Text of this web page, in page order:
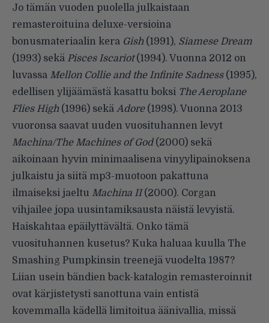
Jo tämän vuoden puolella julkaistaan
remasteroituina deluxe-versioina
bonusmateriaalin kera Gish (1991), Siamese Dream
(1993) sekä Pisces Iscariot(1994). Vuonna 2012 on
luvassa Mellon Collie and the Infinite Sadness(1995),
edellisen ylijäämästä kasattu boksi The Aeroplane
Flies High (1996) sekä Adore(1998). Vuonna 2013
vuoronsa saavat uuden vuosituhannen levyt
Machina/The Machines of God(2000) sekä
aikoinaan hyvin minimaalisena vinyylipainoksena
julkaistu ja siitä mp3-muotoon pakattuna
ilmaiseksi jaeltu Machina II(2000). Corgan
vihjailee jopa uusintamiksausta näistä levyistä.
Haiskahtaa epäilyttävältä. Onko tämä
vuosituhannen kusetus? Kuka haluaa kuulla The
Smashing Pumpkinsin treenejä vuodelta 1987?
Liian usein bändien back-katalogin remasteroinnit
ovat kärjistetysti sanottuna vain entistä
kovemmalla kädellä limitoitua äänivallia, missä